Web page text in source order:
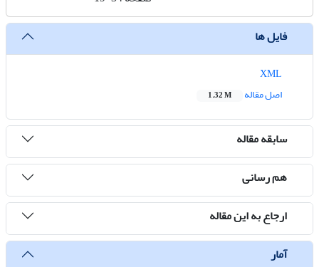
فایل ها
اصل مقاله
1.32 M
سابقه مقاله
هم رسانی
ارجاع به این مقاله
آمار